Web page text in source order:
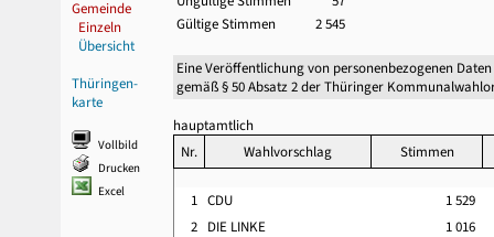
Gemeinde
Einzeln
Übersicht
Thüringen-
karte
Vollbild
Drucken
Excel
Gültige Stimmen
2 545
Eine Veröffentlichung von personenbezogenen
gemäß § 50 Absatz 2 der Thüringer
hauptamtlich
Nr.
Wahlvorschlag Stimmen
1 CDU
1 529
2 DIE LINKE 1 016